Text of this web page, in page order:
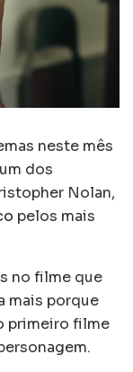
neste mês
dos
Nolan,
pelos mais
no filme que
mais porque
primeiro filme